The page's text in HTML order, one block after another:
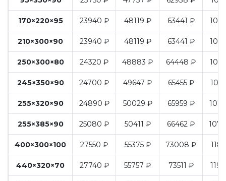
170×220×95 23940 ₽ 48119 ₽ 63441 ₽
210×300×90 23940 ₽ 48119 ₽ 63441 ₽
250×300×80 24320 ₽ 48883 ₽ 64448 ₽
245×350×90 24700 ₽ 49647 ₽ 65455 ₽
255×320×90 24890 ₽ 50029 ₽ 65959 ₽
255×385×90 25080 ₽ 50411 ₽ 66462 ₽
400×300×100 27550 ₽ 55375 ₽ 73008 ₽
440×320×70 27740 ₽ 55757 ₽ 73511 ₽